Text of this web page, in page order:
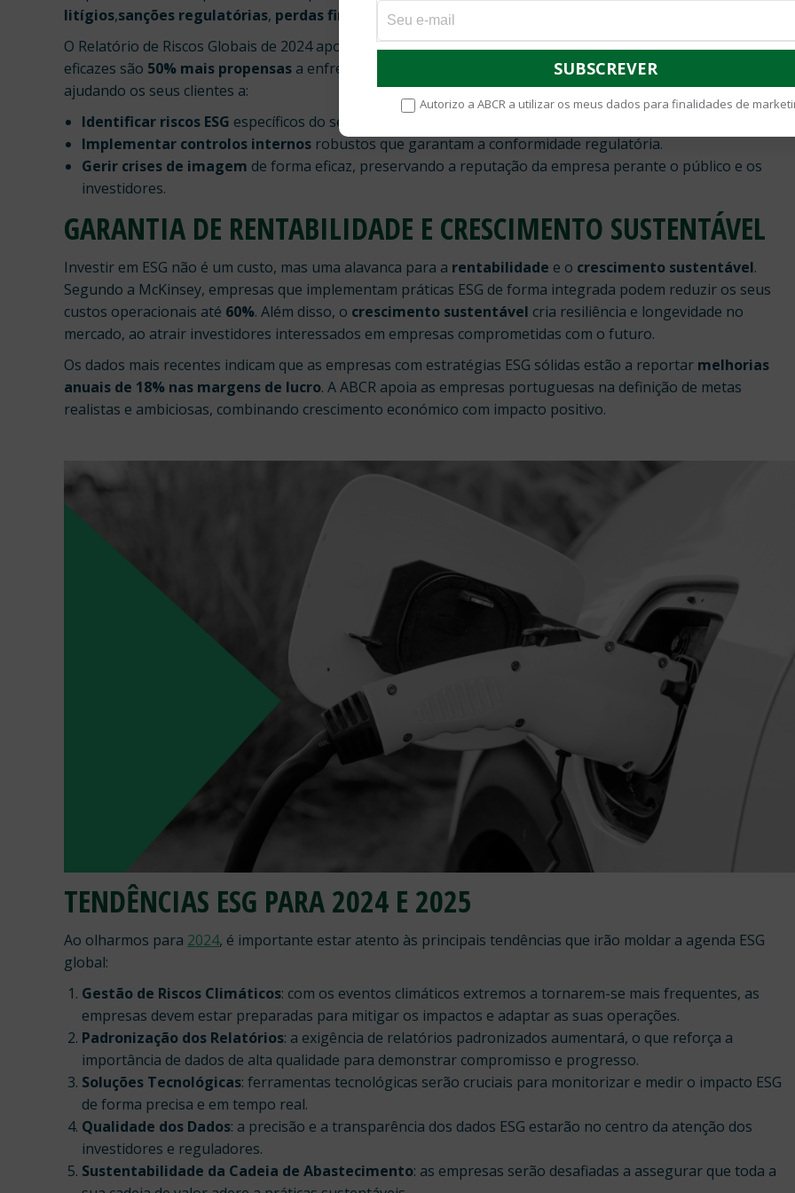
litígios,sanções regulatórias, perdas financeirasedanos severos à sua reputação
O Relatório de Riscos Globais de 2024 aponta que as empresas que falham na implementação de práticas ESG
eficazes são 50% mais propensas a enfrentar crises de imagem e financeiras. A ABCR atua neste contexto,
ajudando os seus clientes a:
Identificar riscos ESG específicos do setor e da operação.
Implementar controlos internos robustos que garantam a conformidade regulatória.
Gerir crises de imagem de forma eficaz, preservando a reputação da empresa perante o público e os
investidores.
GARANTIA DE RENTABILIDADE E CRESCIMENTO SUSTENTÁVEL
Investir em ESG não é um custo, mas uma alavanca para a rentabilidade e o crescimento sustentável.
Segundo a McKinsey, empresas que implementam práticas ESG de forma integrada podem reduzir os seus
custos operacionais até 60%. Além disso, o crescimento sustentável cria resiliência e longevidade no
mercado, ao atrair investidores interessados em empresas comprometidas com o futuro.
Os dados mais recentes indicam que as empresas com estratégias ESG sólidas estão a reportar melhorias
anuais de 18% nas margens de lucro. A ABCR apoia as empresas portuguesas na definição de metas
realistas e ambiciosas, combinando crescimento económico com impacto positivo.
TENDÊNCIAS ESG PARA 2024 E 2025
Ao olharmos para 2024, é importante estar atento às principais tendências que irão moldar a agenda ESG
global:
Gestão de Riscos Climáticos: com os eventos climáticos extremos a tornarem-se mais frequentes, as
empresas devem estar preparadas para mitigar os impactos e adaptar as suas operações.
Padronização dos Relatórios: a exigência de relatórios padronizados aumentará, o que reforça a
importância de dados de alta qualidade para demonstrar compromisso e progresso.
Soluções Tecnológicas: ferramentas tecnológicas serão cruciais para monitorizar e medir o impacto ESG
de forma precisa e em tempo real.
Qualidade dos Dados: a precisão e a transparência dos dados ESG estarão no centro da atenção dos
investidores e reguladores.
Sustentabilidade da Cadeia de Abastecimento: as empresas serão desafiadas a assegurar que toda a
Autorizo a ABCR a utilizar os meus dados para finalidades de